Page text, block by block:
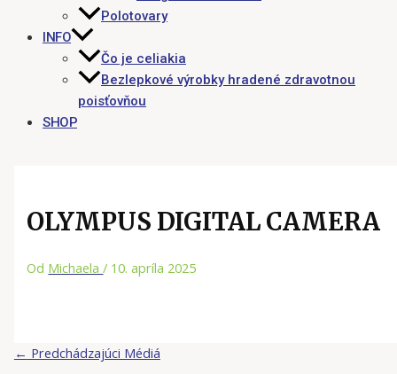
Polotovary
INFO
Čo je celiakia
Bezlepkové výrobky hradené zdravotnou
poisťovňou
SHOP
OLYMPUS DIGITAL CAMERA
Od Michaela/ 10. apríla 2025
← Predchádzajúci Médiá